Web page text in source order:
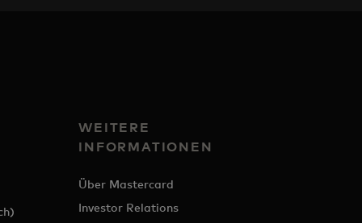
WEITERE
INFORMATIONEN
Über Mastercard
Investor Relations